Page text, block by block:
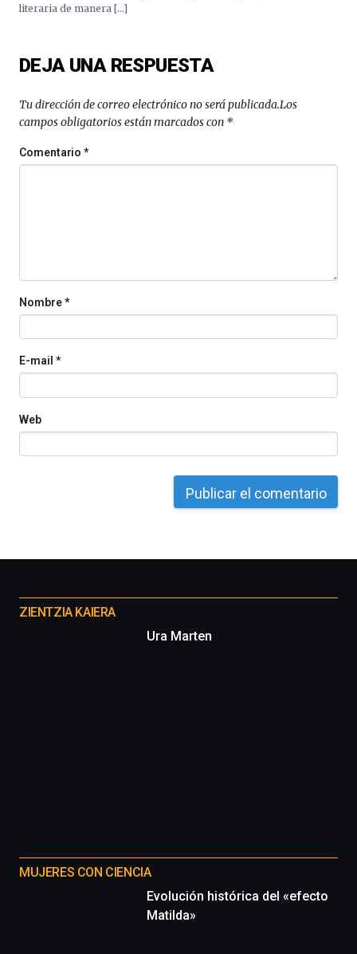
literaria de manera […]
DEJA UNA RESPUESTA
Tu dirección de correo electrónico no será publicada.Los
campos obligatorios están marcados con *
Comentario*
Nombre*
E-mail *
Web
proyectos
ZIENTZIA KAIERA
Ura Marten
MUJERES CON CIENCIA
Evolución histórica del «efecto
Matilda»